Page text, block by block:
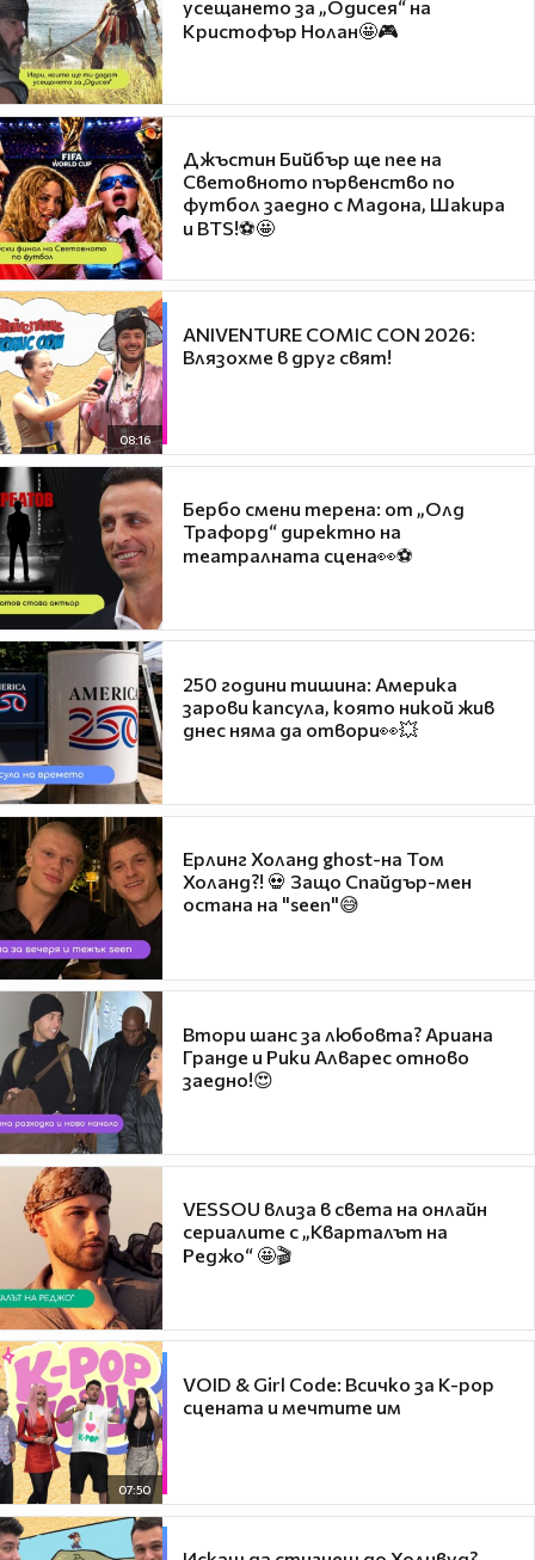
усещането за „Одисея“ на
Кристофър Нолан🤩🎮
Джъстин Бийбър ще пее на
Световното първенство по
футбол заедно с Мадона, Шакира
и BTS!⚽🤩
08:16
ANIVENTURE COMIC CON 2026:
Влязохме в друг свят!
Бербо смени терена: от „Олд
Трафорд“ директно на
театралната сцена👀⚽
250 години тишина: Америка
зарови капсула, която никой жив
днес няма да отвори👀💥
Ерлинг Холанд ghost-на Том
Холанд?! 💀 Защо Спайдър-мен
остана на "seen"😅
Втори шанс за любовта? Ариана
Гранде и Рики Алварес отново
заедно!😍
VESSOU влиза в света на онлайн
сериалите с „Кварталът на
Реджо“ 🤩🎬
07:50
VOID & Girl Code: Всичко за K-pop
сцената и мечтите им